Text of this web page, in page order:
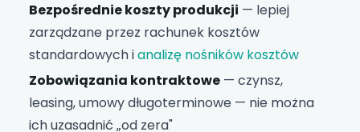
Bezpośrednie koszty produkcji — lepiej
zarządzane przez rachunek kosztów
standardowych ianalizę nośników kosztów
Zobowiązania kontraktowe — czynsz,
leasing, umowy długoterminowe — nie można
ich uzasadnić „od zera"